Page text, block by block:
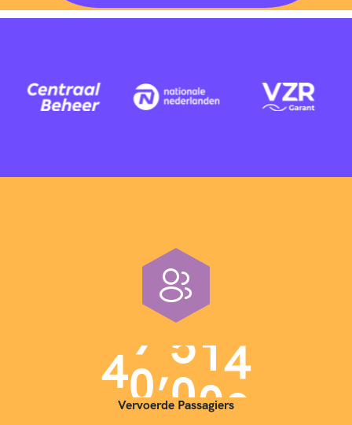
40,000
Vervoerde Passagiers